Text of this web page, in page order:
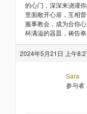
的心门，深深来浇灌
里面敞开心扉，互相
服事教会，成为合你
杯满溢的器皿，祷告
2024年5月21日 上午
Sara
参与者